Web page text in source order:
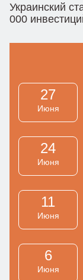
Украинский
000
27
Июня
24
Июня
11
Июня
6
Июня